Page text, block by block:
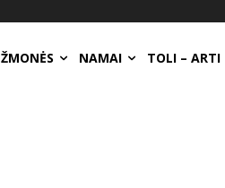
ŽMONĖS NAMAI TOLI – ARTI